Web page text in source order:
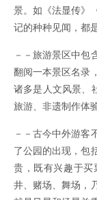
景。如《法显传》
记的种种见闻，都
－－旅游景区中包
翻阅一本景区名录
诸多是人文风景、
旅游、非遗制作体
－－古今中外游客
了公园的出现，包
贵，既有兴趣于买
井、赌场、舞场，